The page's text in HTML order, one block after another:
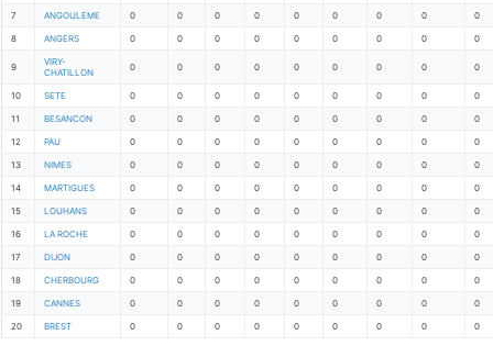
7 ANGOULEME 0 0 0 0 0 0 0 0 0
8 ANGERS 0 0 0 0 0 0 0 0 0
9
VIRY-
CHATILLON
0 0 0 0 0 0 0 0 0
10 SETE 0 0 0 0 0 0 0 0 0
11 BESANCON 0 0 0 0 0 0 0 0 0
12 PAU 0 0 0 0 0 0 0 0 0
13 NIMES 0 0 0 0 0 0 0 0 0
14 MARTIGUES 0 0 0 0 0 0 0 0 0
15 LOUHANS 0 0 0 0 0 0 0 0 0
16 LA ROCHE 0 0 0 0 0 0 0 0 0
17 DIJON 0 0 0 0 0 0 0 0 0
18 CHERBOURG 0 0 0 0 0 0 0 0 0
19 CANNES 0 0 0 0 0 0 0 0 0
20 BREST 0 0 0 0 0 0 0 0 0